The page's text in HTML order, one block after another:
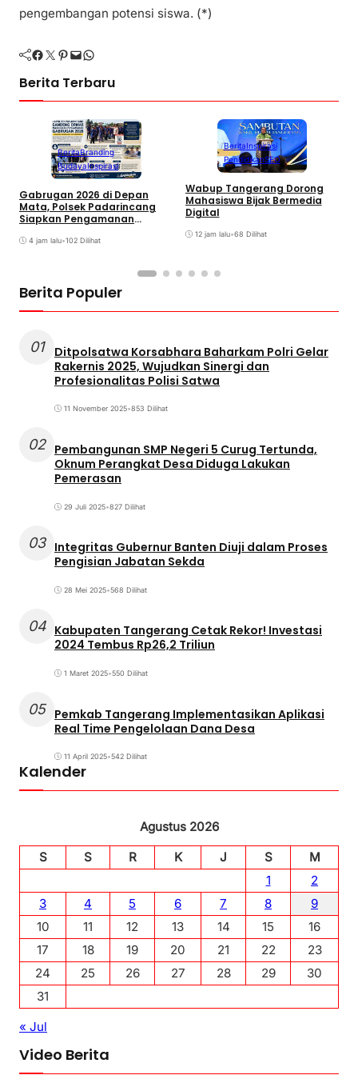
pengembangan potensi siswa. (*)
Facebook Twitter Pinterest Mail WhatsApp
Berita Terbaru
BeritaBranding
BudayaInspirasi
Gabrugan 2026 di Depan
Mata, Polsek Padarincang
Siapkan Pengamanan
4 jam lalu•102 Dilihat
BeritaInspirasi
PendidikanSEO
Wabup Tangerang Dorong
Mahasiswa Bijak Bermedia
Digital
12 jam lalu•68 Dilihat
Berita Populer
01
Ditpolsatwa Korsabhara Baharkam Polri Gelar
Rakernis 2025, Wujudkan Sinergi dan
Profesionalitas Polisi Satwa
11 November 2025•853 Dilihat
02 Pembangunan SMP Negeri 5 Curug Tertunda,
Oknum Perangkat Desa Diduga Lakukan
Pemerasan
29 Juli 2025•827 Dilihat
03 Integritas Gubernur Banten Diuji dalam Proses
Pengisian Jabatan Sekda
28 Mei 2025•568 Dilihat
04 Kabupaten Tangerang Cetak Rekor! Investasi
2024 Tembus Rp26,2 Triliun
1 Maret 2025•550 Dilihat
05 Pemkab Tangerang Implementasikan Aplikasi
Real Time Pengelolaan Dana Desa
11 April 2025•542 Dilihat
Kalender
Agustus 2026
S
S R K J S
M
1
2
3
4 5 6 7 8
9
10
11 12 13 14 15
16
17
18 19 20 21 22
23
24
25 26 27 28 29
30
31
« Jul
Video Berita